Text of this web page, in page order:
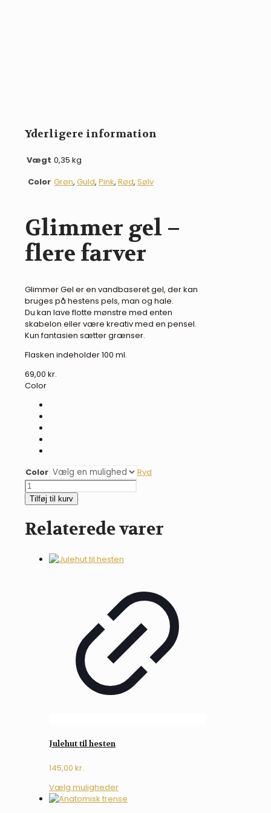
Yderligere information
Vægt 0,35 kg
Color Grøn, Guld, Pink, Rød, Sølv
Glimmer gel –
flere farver
Glimmer Gel er en vandbaseret gel, der kan
bruges på hestens pels, man og hale.
Du kan lave flotte mønstre med enten
skabelon eller være kreativ med en pensel.
Kun fantasien sætter grænser.
Flasken indeholder 100 ml.
69,00 kr.
Color
Color
Ryd
Glimmer
gel
-
farver
Tilføj til kurv
Relaterede varer
Julehut til hesten
145,00 kr.
Vælg mulighederDette
vare